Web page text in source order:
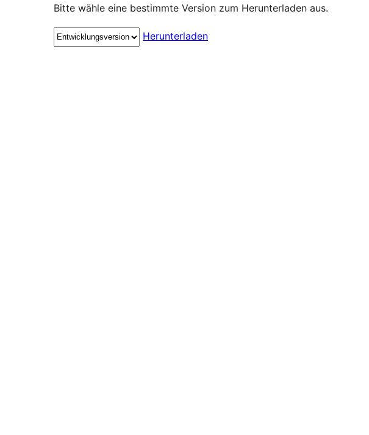
Bitte wähle eine bestimmte Version zum Herunterladen aus.
Herunterladen